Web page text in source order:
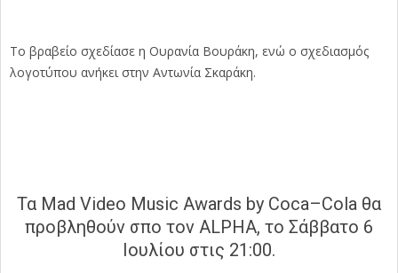
To βραβείο σχεδίασε η Ουρανία Βουράκη, ενώ ο σχεδιασμός
λογοτύπου ανήκει στην Αντωνία Σκαράκη.
Τα Mad Video Music Awards by Coca–Cola θα
προβληθούν σπο τον ALPHA, το Σάββατο 6
Ιουλίου στις 21:00.